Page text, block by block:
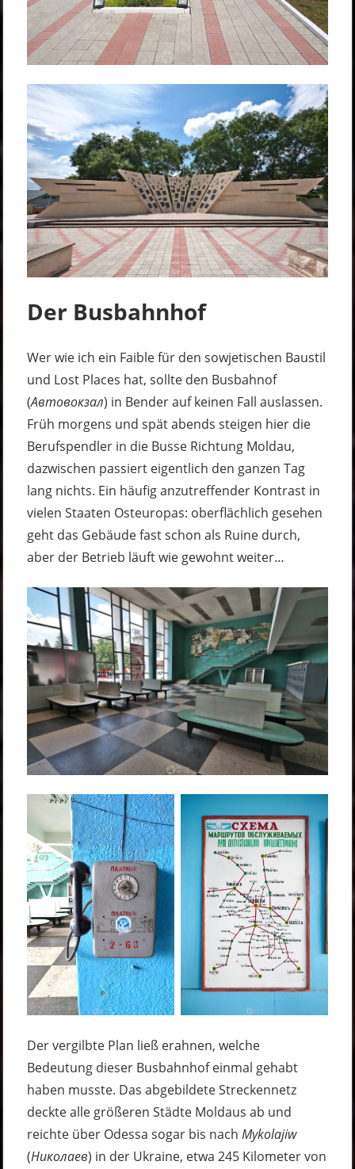
Der Busbahnhof
Wer wie ich ein Faible für den sowjetischen Baustil
und Lost Places hat, sollte den Busbahnof
(Автовокзал) in Bender auf keinen Fall auslassen.
Früh morgens und spät abends steigen hier die
Berufspendler in die Busse Richtung Moldau,
dazwischen passiert eigentlich den ganzen Tag
lang nichts. Ein häufig anzutreffender Kontrast in
vielen Staaten Osteuropas: oberflächlich gesehen
geht das Gebäude fast schon als Ruine durch,
aber der Betrieb läuft wie gewohnt weiter…
Der vergilbte Plan ließ erahnen, welche
Bedeutung dieser Busbahnhof einmal gehabt
haben musste. Das abgebildete Streckennetz
deckte alle größeren Städte Moldaus ab und
reichte über Odessa sogar bis nachMykolajiw
(Николаев) in der Ukraine, etwa 245 Kilometer von